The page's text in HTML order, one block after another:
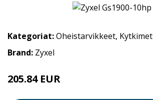
Kategoriat:Oheistarvikkeet, Kytkimet
Brand: Zyxel
205.84 EUR